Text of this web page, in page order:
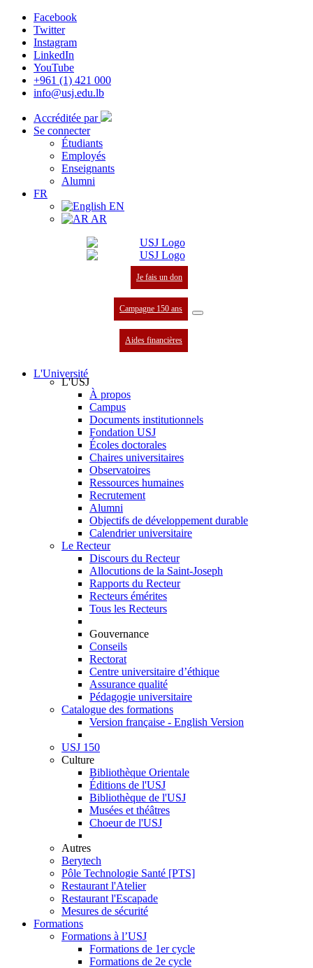
Facebook
Twitter
Instagram
LinkedIn
YouTube
+961 (1) 421 000
info@usj.edu.lb
Accréditée par
Se connecter
Étudiants
Employés
Enseignants
Alumni
FR
EN
AR
Je fais un don
Campagne 150 ans
Aides financières
L'Université
L'USJ
À propos
Campus
Documents institutionnels
Fondation USJ
Écoles doctorales
Chaires universitaires
Observatoires
Ressources humaines
Recrutement
Alumni
Objectifs de développement durable
Calendrier universitaire
Le Recteur
Discours du Recteur
Allocutions de la Saint-Joseph
Rapports du Recteur
Recteurs émérites
Tous les Recteurs
Gouvernance
Conseils
Rectorat
Centre universitaire d’éthique
Assurance qualité
Pédagogie universitaire
Catalogue des formations
Version française - English Version
USJ 150
Culture
Bibliothèque Orientale
Éditions de l'USJ
Bibliothèque de l'USJ
Musées et théâtres
Choeur de l'USJ
Autres
Berytech
Pôle Technologie Santé [PTS]
Restaurant l'Atelier
Restaurant l'Escapade
Mesures de sécurité
Formations
Formations à l’USJ
Formations de 1er cycle
Formations de 2e cycle